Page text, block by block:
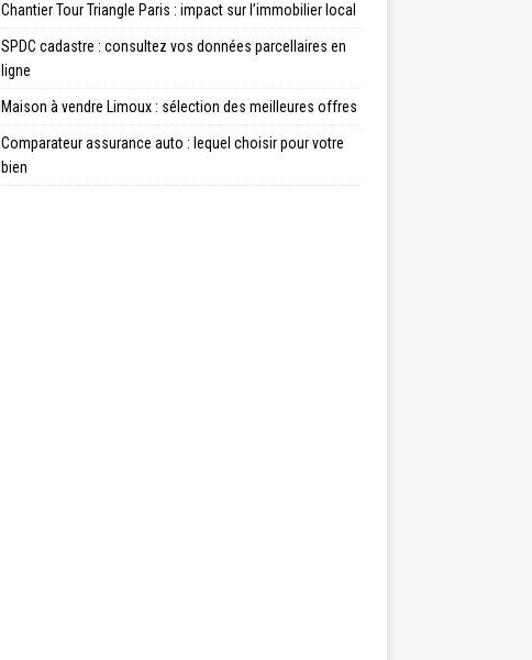
Chantier Tour Triangle Paris : impact sur l’immobilier local
SPDC cadastre : consultez vos données parcellaires en
ligne
Maison à vendre Limoux : sélection des meilleures offres
Comparateur assurance auto : lequel choisir pour votre
bien